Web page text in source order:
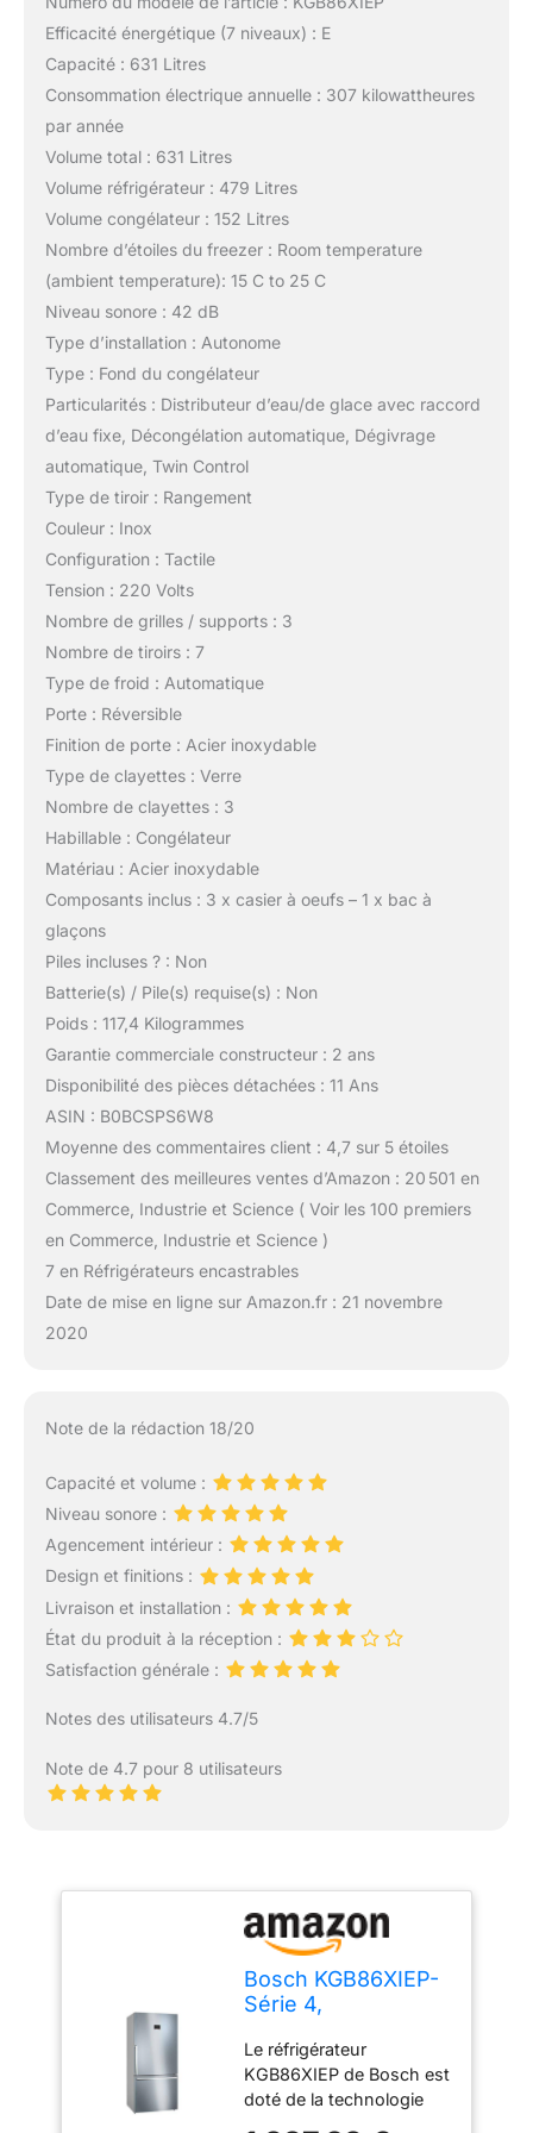
Efficacité énergétique (7 niveaux) : E
Capacité : 631 Litres
Consommation électrique annuelle : 307 kilowattheures
par année
Volume total : 631 Litres
Volume réfrigérateur : 479 Litres
Volume congélateur : 152 Litres
Nombre d’étoiles du freezer : Room temperature
(ambient temperature): 15 C to 25 C
Niveau sonore : 42 dB
Type d’installation : Autonome
Type : Fond du congélateur
Particularités : Distributeur d’eau/de glace avec raccord
d’eau fixe, Décongélation automatique, Dégivrage
automatique, Twin Control
Type de tiroir : Rangement
Couleur : Inox
Configuration : Tactile
Tension : 220 Volts
Nombre de grilles / supports : 3
Nombre de tiroirs : 7
Type de froid : Automatique
Porte : Réversible
Finition de porte : Acier inoxydable
Type de clayettes : Verre
Nombre de clayettes : 3
Habillable : Congélateur
Matériau : Acier inoxydable
Composants inclus : 3 x casier à oeufs – 1 x bac à
glaçons
Piles incluses ? : Non
Batterie(s) / Pile(s) requise(s) : Non
Poids : 117,4 Kilogrammes
Garantie commerciale constructeur : 2 ans
Disponibilité des pièces détachées : 11 Ans
ASIN : B0BCSPS6W8
Moyenne des commentaires client : 4,7 sur 5 étoiles
Classement des meilleures ventes d’Amazon : 20 501 en
Commerce, Industrie et Science ( Voir les 100 premiers
en Commerce, Industrie et Science )
7 en Réfrigérateurs encastrables
Date de mise en ligne sur Amazon.fr : 21 novembre
2020
Note de la rédaction 18/20
Capacité et volume :
Niveau sonore :
Agencement intérieur :
Design et finitions :
Livraison et installation :
État du produit à la réception :
Satisfaction générale :
Notes des utilisateurs 4.7/5
Note de 4.7 pour 8 utilisateurs
Bosch KGB86XIEP-
Série 4,
combiné pose-
libre,186 x 86 cm,
Inox anti trace de
Le réfrigérateur
KGB86XIEP de Bosch est
doté de la technologie